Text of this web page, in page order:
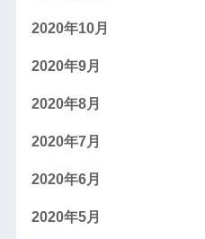
2020年10月
2020年9月
2020年8月
2020年7月
2020年6月
2020年5月